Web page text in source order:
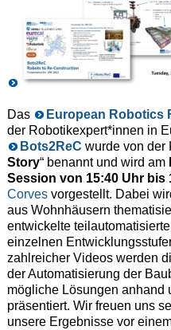
Das European Robotics
der Robotikexpert*innen in
Bots2ReC wurde von der
Story“ benannt und wird am
Session von 15:40 Uhr bis
Corvesvorgestellt. Dabei
aus Wohnhäusern
entwickelte
einzelnen
zahlreicher Videos werden
der Automatisierung der
mögliche Lösungen anhand
präsentiert. Wir freuen uns
unsere Ergebnisse vor